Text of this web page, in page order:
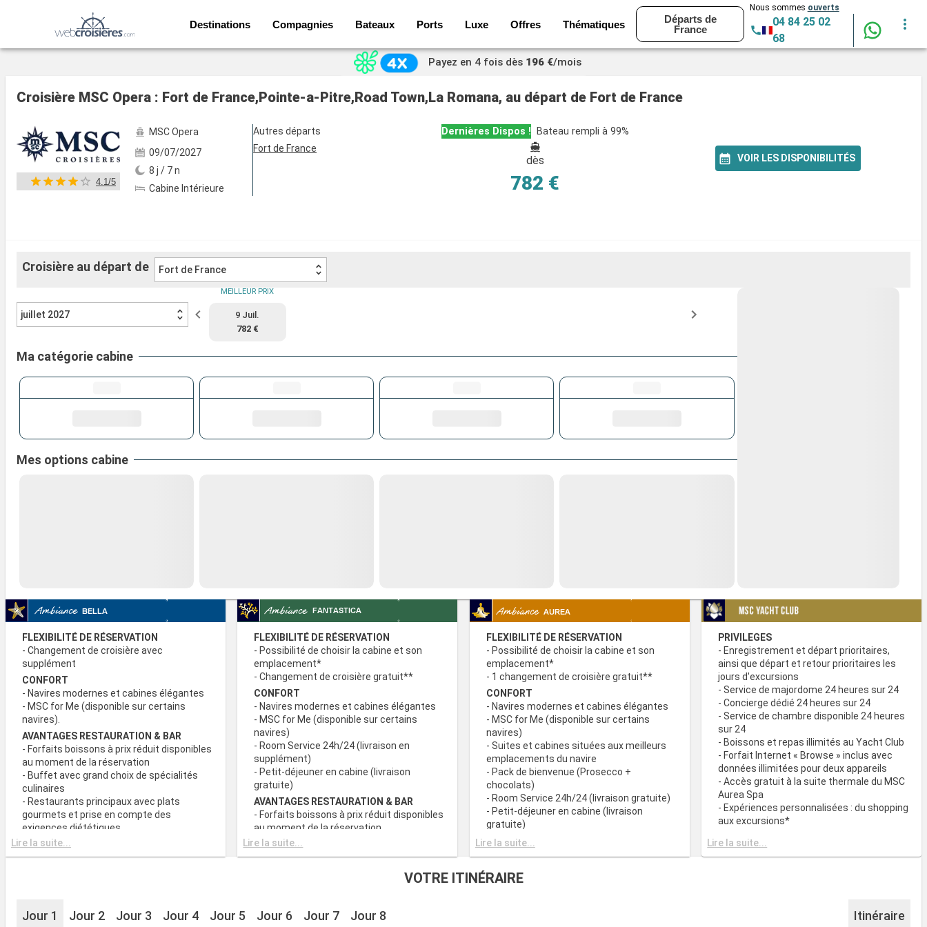
Destinations Compagnies Bateaux Ports Luxe Offres Thématiques
Départs de
France
Nous sommes ouverts
04 84 25 02
68
Voir les 77 autres photos
Payez en 4 fois dès 196 €/mois
Croisière MSC Opera : Fort de France,Pointe-a-Pitre,Road Town,La Romana, au départ de Fort de France
4.1/5
MSC Opera
09/07/2027
8 j / 7 n
Cabine Intérieure
Autres départs
Fort de France
Dernières Dispos ! Bateau rempli à 99%
dès
782 €
VOIR LES DISPONIBILITÉS
Croisière au départ de Fort de France
juillet 2027
MEILLEUR PRIX
9 Juil.
782 €
Ma catégorie cabine
Mes options cabine
FLEXIBILITÉ DE RÉSERVATION
- Changement de croisière avec
supplément
CONFORT
- Navires modernes et cabines élégantes
- MSC for Me (disponible sur certains
navires).
AVANTAGES RESTAURATION & BAR
- Forfaits boissons à prix réduit disponibles
au moment de la réservation
- Buffet avec grand choix de spécialités
culinaires
- Restaurants principaux avec plats
gourmets et prise en compte des
exigences diététiques
SPORT ET DIVERTISSEMENTS
- Programme varié de spectacles de style
- Salle de sport équipée avec vue
panoramique
Lire la suite...
FLEXIBILITÉ DE RÉSERVATION
- Possibilité de choisir la cabine et son
emplacement*
- Changement de croisière gratuit**
CONFORT
- Navires modernes et cabines élégantes
- MSC for Me (disponible sur certains
navires)
- Room Service 24h/24 (livraison en
supplément)
- Petit-déjeuner en cabine (livraison
gratuite)
AVANTAGES RESTAURATION & BAR
- Forfaits boissons à prix réduit disponibles
au moment de la réservation
- Buffet avec grand choix de spécialités
réserve de disponibilité)
Lire la suite...
FLEXIBILITÉ DE RÉSERVATION
- Possibilité de choisir la cabine et son
emplacement*
- 1 changement de croisière gratuit**
CONFORT
- Navires modernes et cabines élégantes
- MSC for Me (disponible sur certains
navires)
- Suites et cabines situées aux meilleurs
emplacements du navire
- Pack de bienvenue (Prosecco +
chocolats)
- Room Service 24h/24 (livraison gratuite)
- Petit-déjeuner en cabine (livraison
gratuite)
AVANTAGES RESTAURATION & BAR
- Buffet avec grand choix de spécialités
Lire la suite...
PRIVILEGES
- Enregistrement et départ prioritaires,
ainsi que départ et retour prioritaires les
jours d'excursions
- Service de majordome 24 heures sur 24
- Concierge dédié 24 heures sur 24
- Service de chambre disponible 24 heures
sur 24
- Boissons et repas illimités au Yacht Club
- Forfait Internet « Browse » inclus avec
données illimitées pour deux appareils
- Accès gratuit à la suite thermale du MSC
Aurea Spa
- Expériences personnalisées : du shopping
aux excursions*
suite
- Autres attentions personnelles : service
- L’expérience la plus récompensée pour le
Lire la suite...
VOTRE ITINÉRAIRE
Jour 1 Jour 2 Jour 3 Jour 4 Jour 5 Jour 6 Jour 7 Jour 8 Itinéraire